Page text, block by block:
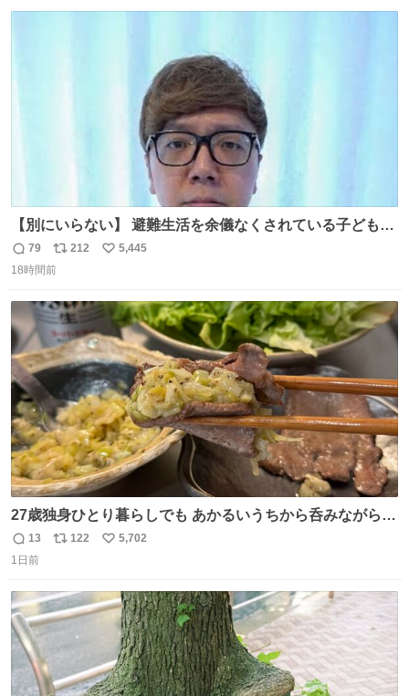
【別にいらない】 避難生活を余儀なくされている子どもた
ちのためにヒカキンボックス1000個を寄付させていただき
ました
返
信
79
リ
ポ
ト
数
212
い
数
5,445
18時間前
27歳独身ひとり暮らしでも あかるいうちから呑みながらキ
返
信
13
リ
ト
数
122
い
数
5,702
1日前